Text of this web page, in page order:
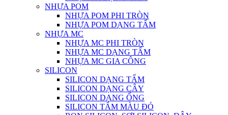
NHỰA POM
NHỰA POM PHI TRÒN
NHỰA POM DẠNG TẤM
NHỰA MC
NHỰA MC PHI TRÒN
NHỰA MC DẠNG TẤM
NHỰA MC GIA CÔNG
SILICON
SILICON DẠNG TẤM
SILICON DẠNG CÂY
SILICON DẠNG ỐNG
SILICON TẤM MÀU ĐỎ